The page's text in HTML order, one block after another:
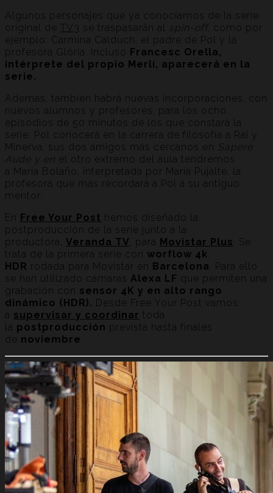
Algunos personajes que ya conocíamos de la serie
original de TV3 se traspasarán al spin-off, como por
ejemplo: Carmina Calduch, el padre de Pol y la
profesora Glòria. Incluso Francesc Orella,
intérprete del propio Merlí, aparecerá en la
serie.
Además, también habrá nuevas incorporaciones, con
nuevos alumnos y profesores, para los ocho
episodios de 50 minutos de los que constará la
serie: Pol conocerá en la carrera de filosofía a Rai y
Minerva, sus dos amigos más cercanos en Sapere
Aude y en el otro extremo del aula tendremos
a María Bolaño, interpretada por María Pujalte, la
profesora que más recordará a Pol a su antiguo
mentor.
En Free Your Post hemos diseñado la
postproducción de la serie junto a la
productora, Veranda TV , para Movistar Plus
. Se
trata de la primera serie con worflow 4k
HDR rodada para Movistar en Barcelona
. Para ello
se han utilizado cámaras Alexa LF que permiten una
grabación con sensor 4K y en alto rango
dinámico (HDR). Desde Free Your Post vamos
a supervisar y coordinar toda
la postproducción prevista hasta finales
de noviembre